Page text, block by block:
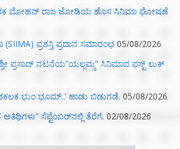
ಮೋಹನ್ ರಾಜ ಜೋಡಿಯ ಹೊಸ ಸಿನಿಮಾ ಘೋಷಣೆ
(SIIMA) ಪ್ರಶಸ್ತಿ ಪ್ರದಾನ ಸಮಾರಂಭ 05/08/2026
ಪ್ರಸಾದ್ ನಟನೆಯ”ಯಲ್ಲಮ್ಮ” ಸಿನಿಮಾದ ಫಸ್ಟ್‌ ಲುಕ್‌
ಭುಂ‌ ಭೂಮ್..’ ಹಾಡು ಬಿಡುಗಡೆ. 05/08/2026
ಅತಿಥಿಗಳು” ಸೆಪ್ಟೆಂಬರ್‌ನಲ್ಲಿ ತೆರೆಗೆ. 02/08/2026